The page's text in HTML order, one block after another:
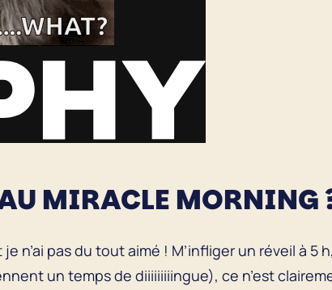
MIRACLE MORNING
n’ai pas du tout aimé ! M’infliger un réveil à 5
un temps de diiiiiiiiingue), ce n’est